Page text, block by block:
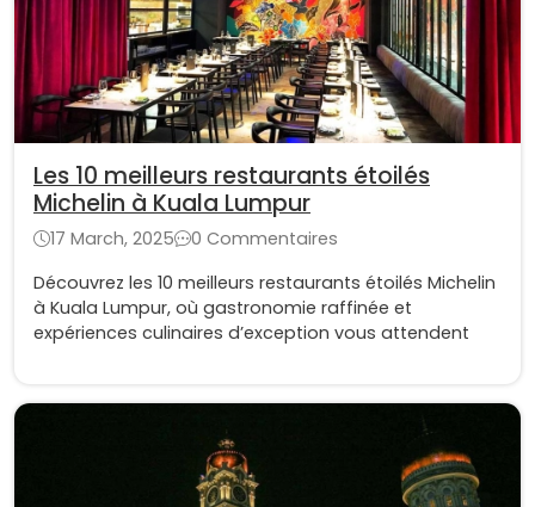
Les 10 meilleurs restaurants étoilés
Michelin à Kuala Lumpur
17 March, 2025
0 Commentaires
Découvrez les 10 meilleurs restaurants étoilés Michelin
à Kuala Lumpur, où gastronomie raffinée et
expériences culinaires d’exception vous attendent